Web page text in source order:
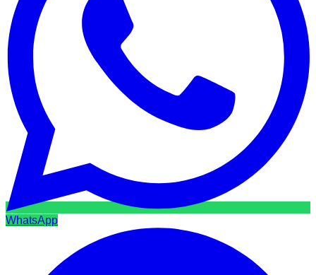
WhatsApp